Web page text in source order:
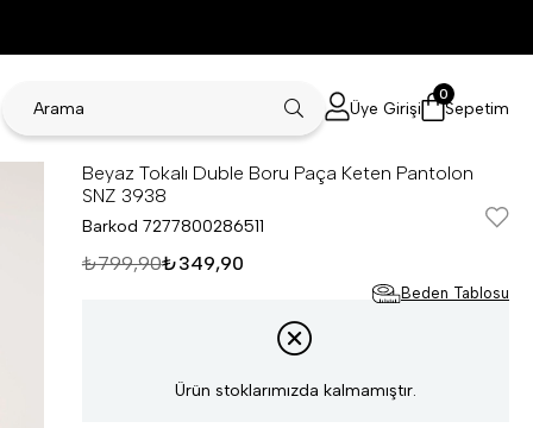
Üye Girişi Sepetim
0
Beyaz Tokalı Duble Boru Paça Keten Pantolon
SNZ 3938
Barkod 7277800286511
₺799,90₺349,90
Beden Tablosu
Ürün stoklarımızda kalmamıştır.